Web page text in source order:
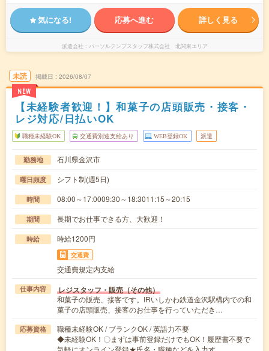
気になる! 応募へ進む 詳しく見る
派遣会社 パーソルテンプスタッフ株式会社 北関東エリア
未読
NEW
掲載日 2026/08/07
【未経験者歓迎！】和菓子の店頭販売・接客・
レジ対応/日払いOK
職種未経験OK 交通費別途支給あり WEB登録OK 派遣
勤務地 石川県金沢市
曜日頻度 シフト制(週5日)
時間 08:00～17:0009:30～18:3011:15～20:15
期間 長期でお仕事できる方、大歓迎！
時給 時給1200円
交通費
交通費規定内支給
仕事内容 レジスタッフ・販売（その他）
和菓子の販売、接客です。IRいしかわ鉄道金沢駅構内での和
菓子の店頭販売、接客のお仕事を行っていただき…
応募資格
職種未経験OK / ブランクOK / 英語力不要
◆未経験OK！〇まずは事前登録だけでもOK！履歴書不要で
気軽にオンライン登録★氏名・職種などを入力す…